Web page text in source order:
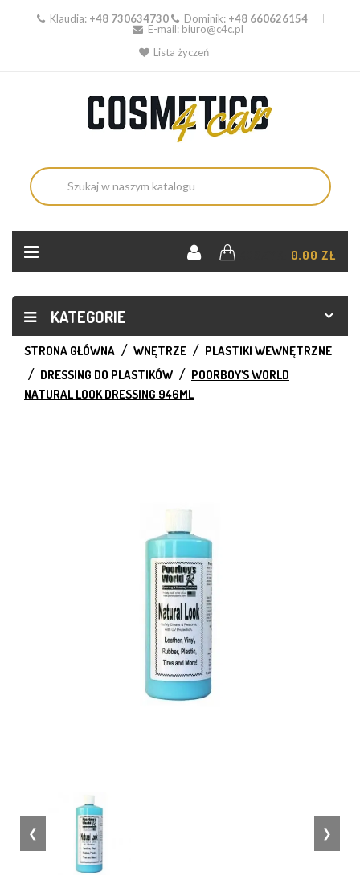
Klaudia: +48 730634730 Dominik: +48 660626154
E-mail: biuro@c4c.pl
Lista życzeń
0,00 ZŁ
KATEGORIE
STRONA GŁÓWNA WNĘTRZE
PLASTIKI WEWNĘTRZNE
DRESSING DO PLASTIKÓW
POORBOY'S WORLD
NATURAL LOOK DRESSING 946ML
❮ ❯